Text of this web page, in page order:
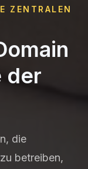
ZENTRALEN
der
die
betreiben,